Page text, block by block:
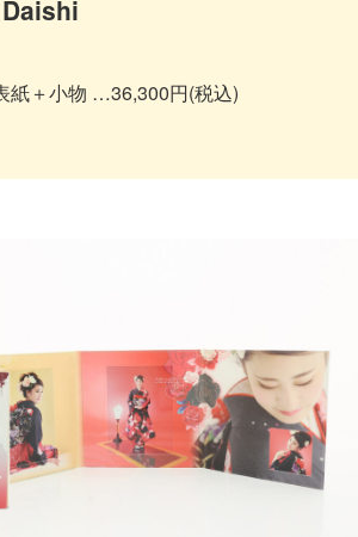
＋小物 …36,300円(税込)